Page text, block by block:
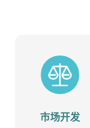
市场开发